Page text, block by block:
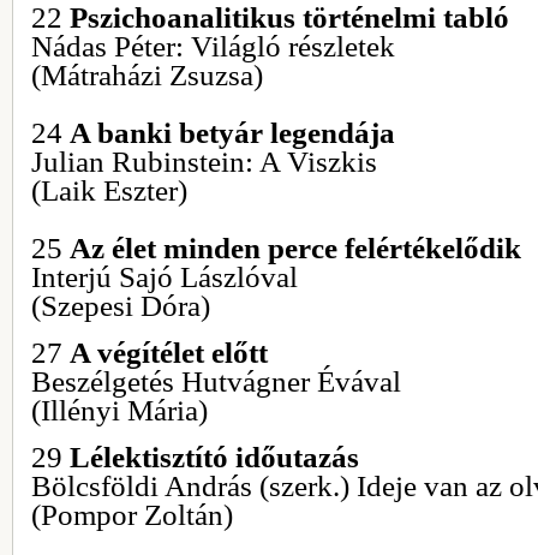
22 Pszichoanalitikus történelmi tabló
Nádas Péter: Világló részletek
(Mátraházi Zsuzsa)
24 A banki betyár legendája
Julian Rubinstein: A Viszkis
(Laik Eszter)
25 Az élet minden perce felértékelődik
Interjú Sajó Lászlóval
(Szepesi Dóra)
27 A végítélet előtt
Beszélgetés Hutvágner Évával
(Illényi Mária)
29 Lélektisztító időutazás
Bölcsföldi András (szerk.) Ideje van az
(Pompor Zoltán)